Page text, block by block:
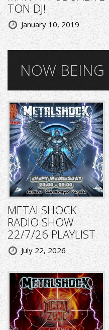
ΤΟΝ DJ!
January 10, 2019
NOW BEING
METALSHOCK
RADIO SHOW
22/7/26 PLAYLIST
July 22, 2026